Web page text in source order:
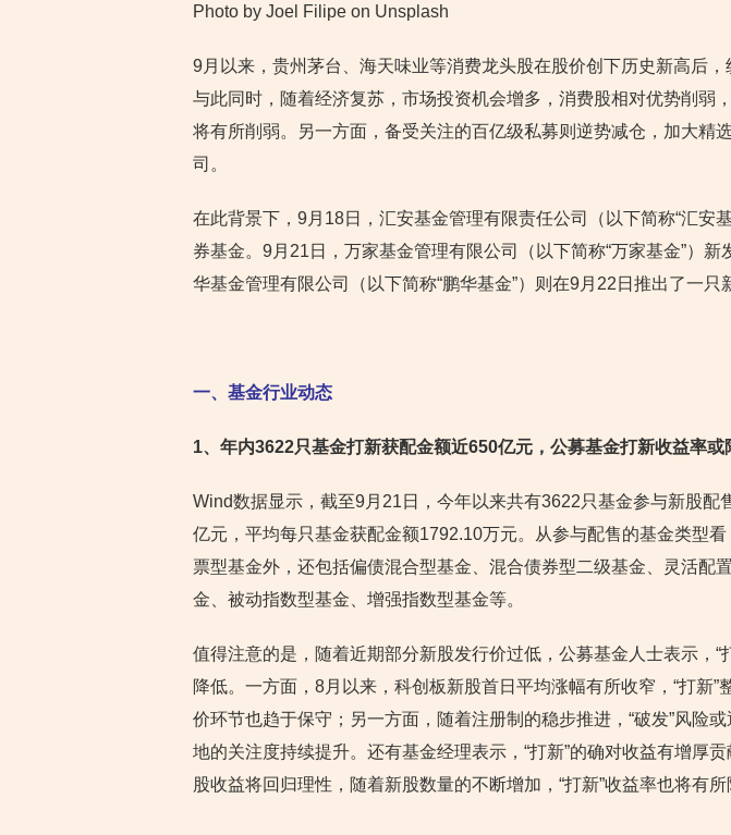
Photo by Joel Filipe on Unsplash
9月以来，贵州茅台、海天味业等消费龙头股在股价创下历史新高后，
与此同时，随着经济复苏，市场投资机会增多，消费股相对优势削弱
将有所削弱。另一方面，备受关注的百亿级私募则逆势减仓，加大精
司。
在此背景下，9月18日，汇安基金管理有限责任公司（以下简称“汇安
券基金。9月21日，万家基金管理有限公司（以下简称“万家基金”）新
华基金管理有限公司（以下简称“鹏华基金”）则在9月22日推出了一只
一、基金行业动态
1、年内3622只基金打新获配金额近650亿元，公募基金打新收益率或
Wind数据显示，截至9月21日，今年以来共有3622只基金参与新股配
亿元，平均每只基金获配金额1792.10万元。从参与配售的基金类型
票型基金外，还包括偏债混合型基金、混合债券型二级基金、灵活配
金、被动指数型基金、增强指数型基金等。
值得注意的是，随着近期部分新股发行价过低，公募基金人士表示，“
降低。一方面，8月以来，科创板新股首日平均涨幅有所收窄，“打新”
价环节也趋于保守；另一方面，随着注册制的稳步推进，“破发”风险
地的关注度持续提升。还有基金经理表示，“打新”的确对收益有增厚
股收益将回归理性，随着新股数量的不断增加，“打新”收益率也将有所